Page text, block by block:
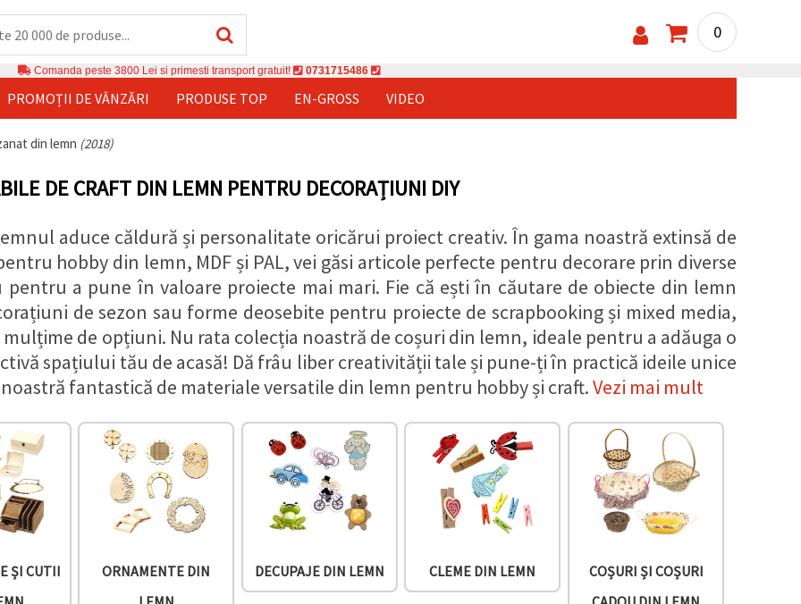
0
Comanda peste 3800 Lei si primesti transport gratuit! 0731715486
PROMOȚII DE VÂNZĂRI PRODUSE TOP EN-GROSS VIDEO
din lemn (2018)
DE CRAFT DIN LEMN PENTRU DECORAȚIUNI DIY
aduce căldură și personalitate oricărui proiect creativ. În gama noastră extinsă de
hobby din lemn, MDF și PAL, vei găsi articole perfecte pentru decorare prin diverse
pentru a pune în valoare proiecte mai mari. Fie că ești în căutare de obiecte din lemn
de sezon sau forme deosebite pentru proiecte de scrapbooking și mixed media,
de opțiuni. Nu rata colecția noastră de coșuri din lemn, ideale pentru a adăuga o
spațiului tău de acasă! Dă frâu liber creativității tale și pune-ți în practică ideile unice
fantastică de materiale versatile din lemn pentru hobby și craft.Vezi mai mult
ȘI CUTII
ORNAMENTE DIN
DECUPAJE DIN LEMN CLEME DIN LEMN
COȘURI ȘI COȘURI